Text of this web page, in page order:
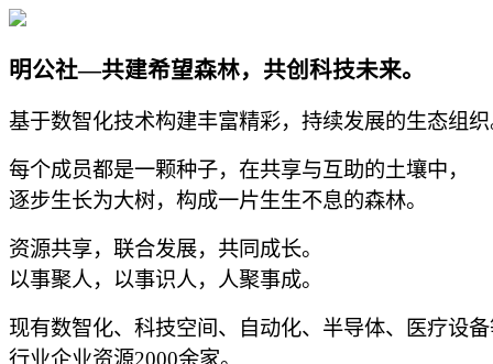
明公社—共建希望森林，共创科技未来。
基于数智化技术构建丰富精彩，持续发展的生态组
每个成员都是一颗种子，在共享与互助的土壤中，
逐步生长为大树，构成一片生生不息的森林。
资源共享，联合发展，共同成长。
以事聚人，以事识人，人聚事成。
现有数智化、科技空间、自动化、半导体、医疗设